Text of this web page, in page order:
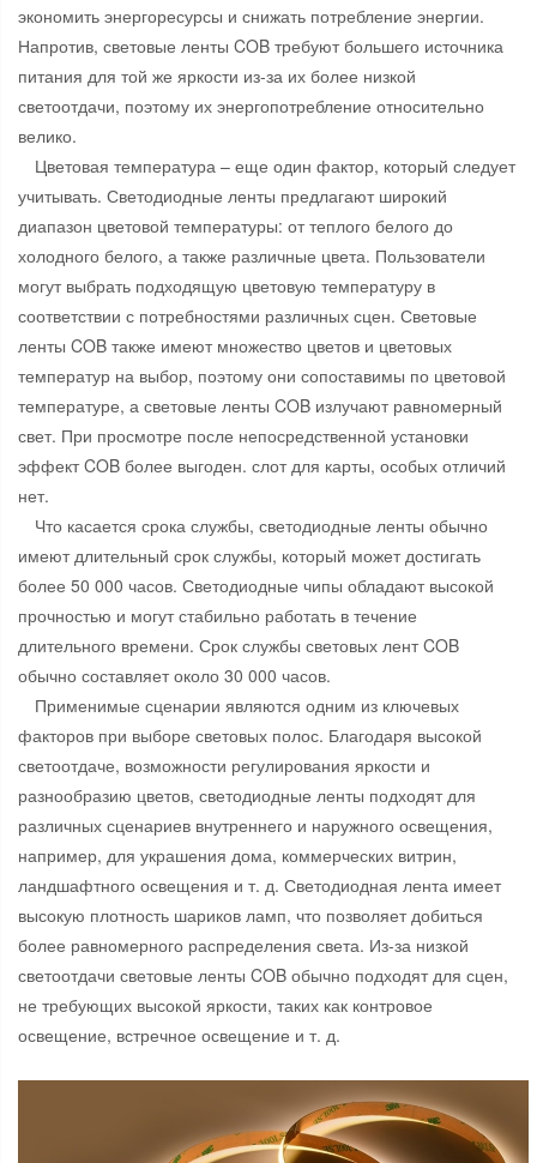
экономить энергоресурсы и снижать потребление энергии.
Напротив, световые ленты COB требуют большего источника
питания для той же яркости из-за их более низкой
светоотдачи, поэтому их энергопотребление относительно
велико.
Цветовая температура – ​​еще один фактор, который следует
учитывать. Светодиодные ленты предлагают широкий
диапазон цветовой температуры: от теплого белого до
холодного белого, а также различные цвета. Пользователи
могут выбрать подходящую цветовую температуру в
соответствии с потребностями различных сцен. Световые
ленты COB также имеют множество цветов и цветовых
температур на выбор, поэтому они сопоставимы по цветовой
температуре, а световые ленты COB излучают равномерный
свет. При просмотре после непосредственной установки
эффект COB более выгоден. слот для карты, особых отличий
нет.
Что касается срока службы, светодиодные ленты обычно
имеют длительный срок службы, который может достигать
более 50 000 часов. Светодиодные чипы обладают высокой
прочностью и могут стабильно работать в течение
длительного времени. Срок службы световых лент COB
обычно составляет около 30 000 часов.
Применимые сценарии являются одним из ключевых
факторов при выборе световых полос. Благодаря высокой
светоотдаче, возможности регулирования яркости и
разнообразию цветов, светодиодные ленты подходят для
различных сценариев внутреннего и наружного освещения,
например, для украшения дома, коммерческих витрин,
ландшафтного освещения и т. д. Светодиодная лента имеет
высокую плотность шариков ламп, что позволяет добиться
более равномерного распределения света. Из-за низкой
светоотдачи световые ленты COB обычно подходят для сцен,
не требующих высокой яркости, таких как контровое
освещение, встречное освещение и т. д.